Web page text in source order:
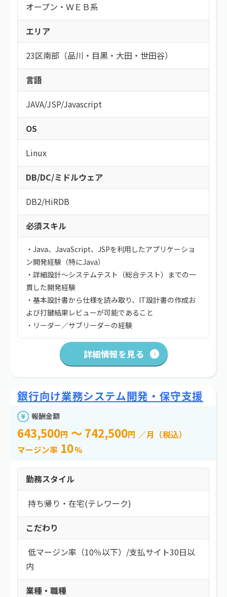
オープン・ＷＥＢ系
エリア
23区南部（品川・目黒・大田・世田谷）
言語
JAVA/JSP/Javascript
OS
Linux
DB/DC/ミドルウェア
DB2/HiRDB
必須スキル
・Java、JavaScript、JSPを利用したアプリケーショ
ン開発経験（特にJava）
・詳細設計～システムテスト（総合テスト）までの一
貫した開発経験
・基本設計書から仕様を読み取り、IT設計書の作成お
よび打鍵結果レビューが可能であること
・リーダー／サブリーダーの経験
詳細情報を見る
銀行向け業務システム開発・保守支援
報酬金額
643,500円 ～ 742,500円 ／月（税込）
マージン率 10%
勤務スタイル
持ち帰り・在宅(テレワーク)
こだわり
低マージン率（10％以下） /支払サイト30日以
内
業種・職種